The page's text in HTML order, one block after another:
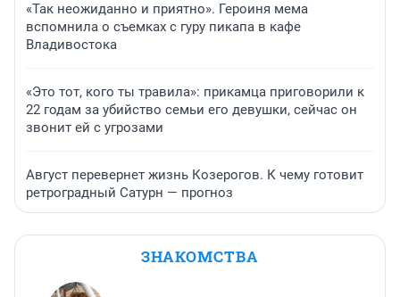
«Так неожиданно и приятно». Героиня мема
вспомнила о съемках с гуру пикапа в кафе
Владивостока
«Это тот, кого ты травила»: прикамца приговорили к
22 годам за убийство семьи его девушки, сейчас он
звонит ей с угрозами
Август перевернет жизнь Козерогов. К чему готовит
ретроградный Сатурн — прогноз
ЗНАКОМСТВА